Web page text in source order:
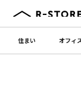
住まい オフィ